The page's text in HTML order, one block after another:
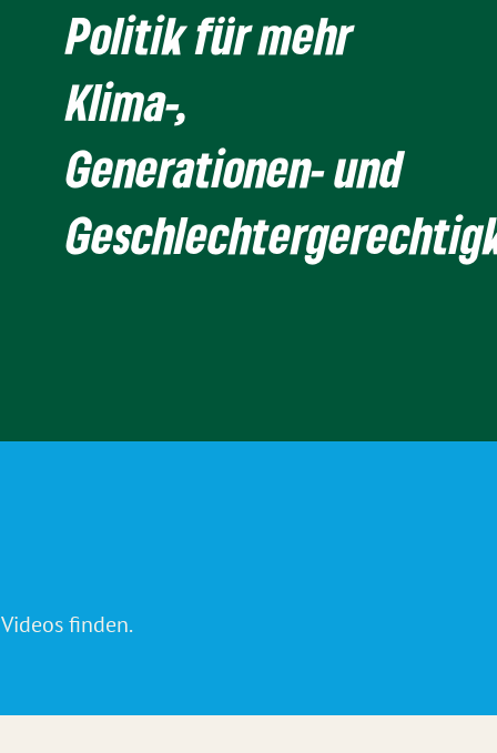
Politik für mehr
Klima-,
Generationen- und
finden.